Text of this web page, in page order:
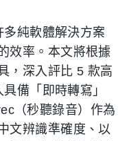
純軟體解決方案
效率。本文將根據
，深入評比 5 款高
備「即時轉寫」
（秒聽錄音）作為
文辨識準確度、以